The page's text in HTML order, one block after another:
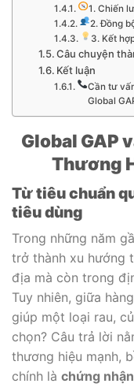
1. Chiến
2. Đồng
3. Kết
Câu chuyện
Kết luận
Cần tư
Global
Global GAP
Thương
Từ tiêu chuẩn
tiêu dùng
Trong những năm
trở thành xu hướng
địa mà còn trong
Tuy nhiên, giữa
giúp một loại rau,
chọn? Câu trả lời
thương hiệu mạnh,
chính là chứng